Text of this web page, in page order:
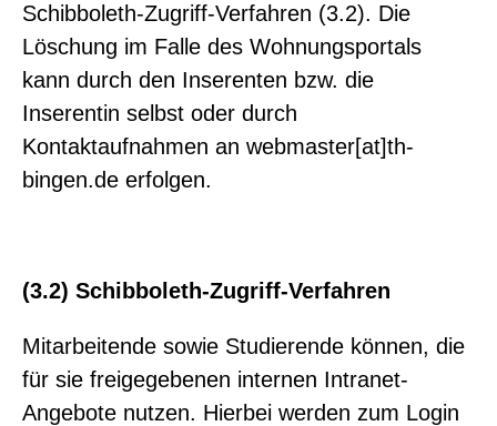
Schibboleth-Zugriff-Verfahren (3.2). Die
Löschung im Falle des Wohnungsportals
kann durch den Inserenten bzw. die
Inserentin selbst oder durch
Kontaktaufnahmen an webmaster[at]th-
bingen.de erfolgen.
(3.2) Schibboleth-Zugriff-Verfahren
Mitarbeitende sowie Studierende können, die
für sie freigegebenen internen Intranet-
Angebote nutzen. Hierbei werden zum Login